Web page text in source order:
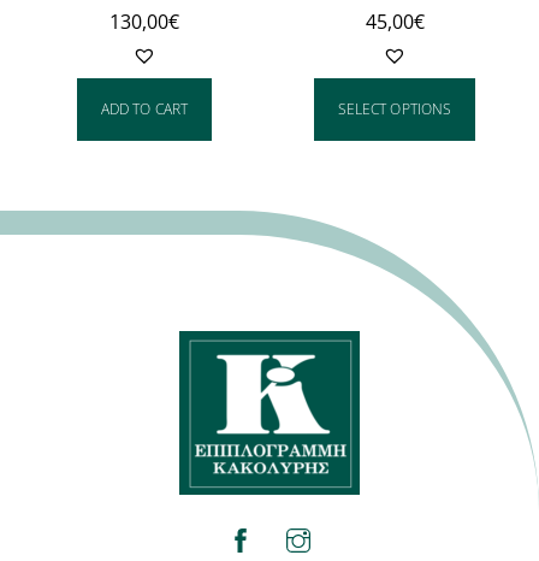
130,00€
ADD TO CART
45,00€
SELECT OPTIONS
facebookinstagram